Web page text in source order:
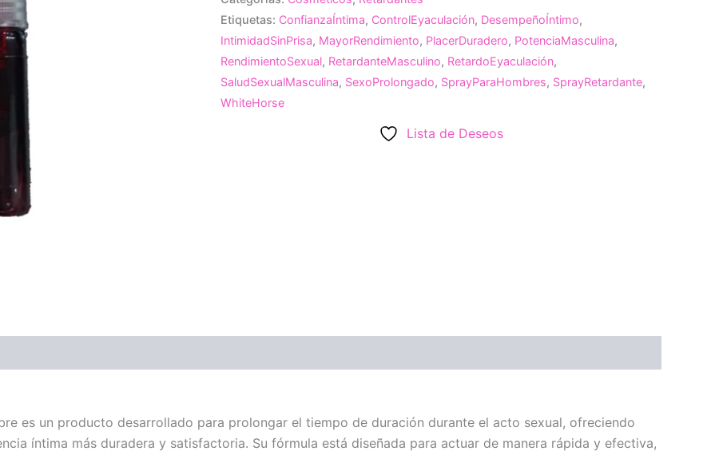
Etiquetas: ConfianzaÍntima, ControlEyaculación, DesempeñoÍntimo,
IntimidadSinPrisa, MayorRendimiento, PlacerDuradero, PotenciaMasculina,
RendimientoSexual, RetardanteMasculino, RetardoEyaculación,
SaludSexualMasculina, SexoProlongado, SprayParaHombres, SprayRetardante,
WhiteHorse
Lista de Deseos
es un producto desarrollado para prolongar el tiempo de duración durante el acto sexual, ofreciendo
íntima más duradera y satisfactoria. Su fórmula está diseñada para actuar de manera rápida y efectiva,